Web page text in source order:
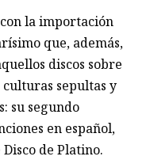
la importación
que, además,
discos sobre
sepultas y
su segundo
en español,
de Platino.